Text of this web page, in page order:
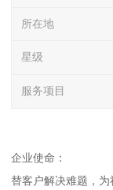
所在地
星级
服务项目
企业使命：
替客户解决难题，